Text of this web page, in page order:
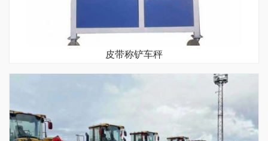
皮带称铲车秤